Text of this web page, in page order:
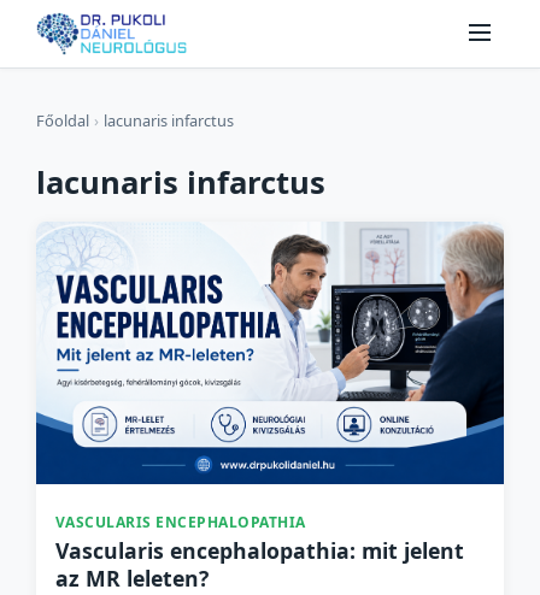
Főoldal › lacunaris infarctus
lacunaris infarctus
VASCULARIS ENCEPHALOPATHIA
Vascularis encephalopathia: mit jelent
az MR leleten?